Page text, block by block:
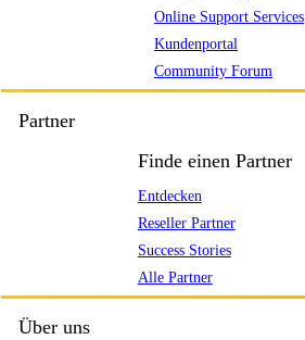
Online Support Services
Kundenportal
Community Forum
Partner
Finde einen Partner
Entdecken
Reseller Partner
Success Stories
Alle Partner
Über uns